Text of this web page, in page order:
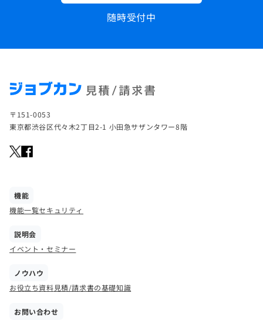
随時受付中
〒151-0053
東京都渋谷区代々木2丁目2-1 小田急サザンタワー8階
機能
機能一覧セキュリティ
説明会
イベント・セミナー
ノウハウ
お役立ち資料見積/請求書の基礎知識
お問い合わせ